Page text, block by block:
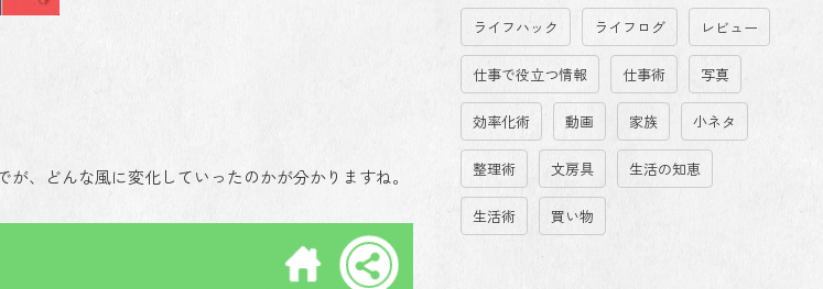
、どんな風に変化していったのかが分かりますね。
ライフハック ライフログ レビュー
仕事で役立つ情報 仕事術 写真
効率化術 動画 家族 小ネタ
整理術 文房具 生活の知恵
生活術 買い物